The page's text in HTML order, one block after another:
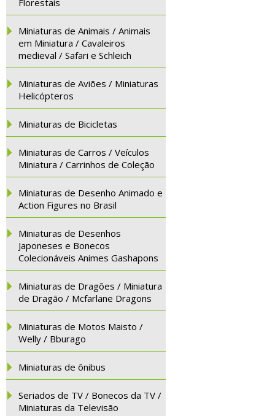
Florestais
Miniaturas de Animais / Animais
em Miniatura / Cavaleiros
medieval / Safari e Schleich
Miniaturas de Aviões / Miniaturas
Helicópteros
Miniaturas de Bicicletas
Miniaturas de Carros / Veículos
Miniatura / Carrinhos de Coleção
Miniaturas de Desenho Animado e
Action Figures no Brasil
Miniaturas de Desenhos
Japoneses e Bonecos
Colecionáveis Animes Gashapons
Miniaturas de Dragões / Miniatura
de Dragão / Mcfarlane Dragons
Miniaturas de Motos Maisto /
Welly / Bburago
Miniaturas de ônibus
Seriados de TV / Bonecos da TV /
Miniaturas da Televisão